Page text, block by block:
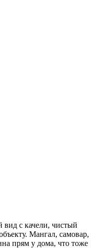
вид с качели, чистый
Мангал, самовар,
прям у дома, что тоже